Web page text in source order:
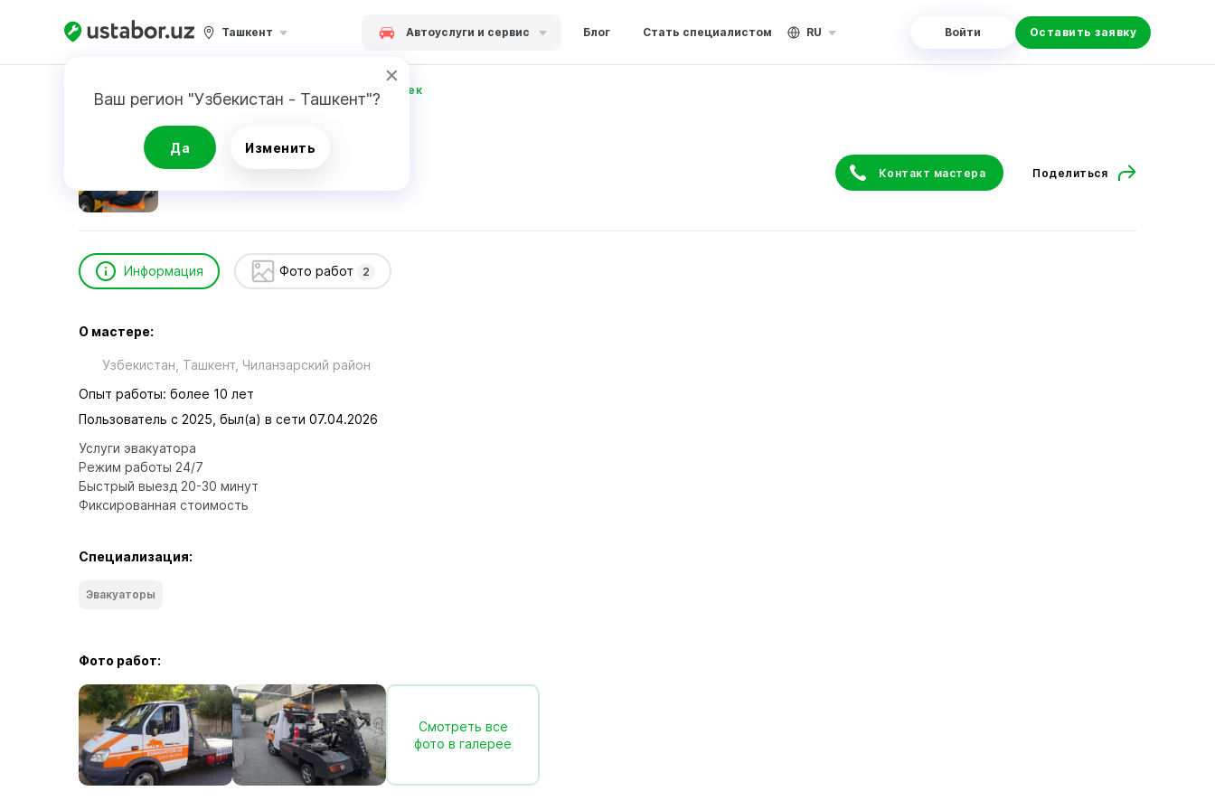
Ташкент Автоуслуги и сервис Блог Стать специалистом RU Войти Оставить заявку
Ваш регион "Узбекистан - Ташкент"?
Да Изменить
Главная Автоуслуги и сервис Эргашев Ойбек
Эргашев Ойбек
Контакт мастера Поделиться
Информация Фото работ 2
О мастере:
Узбекистан, Ташкент, Чиланзарский район
Опыт работы: более 10 лет
Пользователь с 2025, был(а) в сети 07.04.2026
Услуги эвакуатора
Режим работы 24/7
Быстрый выезд 20-30 минут
Фиксированная стоимость
Специализация:
Эвакуаторы
Фото работ:
Смотреть все
фото в галерее